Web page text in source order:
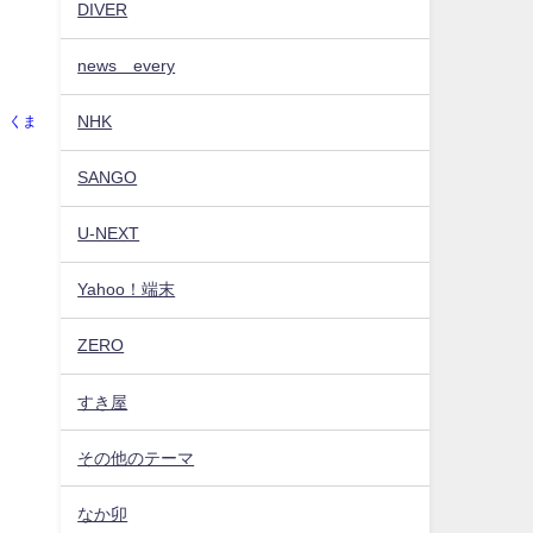
くま
DIVER
news every
NHK
SANGO
U-NEXT
Yahoo！端末
ZERO
すき屋
その他のテーマ
なか卯